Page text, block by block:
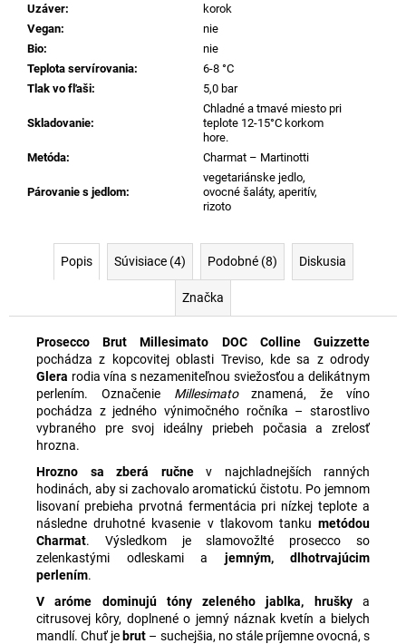
Uzáver:
korok
Vegan:
nie
Bio:
nie
Teplota servírovania:
6-8 °C
Tlak vo fľaši: 5,0 bar
Skladovanie:
Chladné a tmavé miesto pri
teplote 12-15°C korkom
hore.
Metóda: Charmat – Martinotti
Párovanie s jedlom:
vegetariánske jedlo,
ovocné šaláty, aperitív,
rizoto
Popis Súvisiace (4) Podobné (8) Diskusia
Značka
Prosecco Brut Millesimato DOC Colline Guizzette
pochádza z kopcovitej oblasti Treviso, kde sa z odrody
Glera rodia vína s nezameniteľnou sviežosťou a delikátnym
perlením. Označenie Millesimatoznamená, že víno
pochádza z jedného výnimočného ročníka – starostlivo
vybraného pre svoj ideálny priebeh počasia a zrelosť
hrozna.
Hrozno sa zberá ručnev najchladnejších ranných
hodinách, aby si zachovalo aromatickú čistotu. Po jemnom
lisovaní prebieha prvotná fermentácia pri nízkej teplote a
následne druhotné kvasenie v tlakovom tanku metódou
Charmat. Výsledkom je slamovožlté prosecco so
zelenkastými odleskami a jemným, dlhotrvajúcim
perlením.
V aróme dominujú tóny zeleného jablka, hruškya
citrusovej kôry, doplnené o jemný náznak kvetín a bielych
mandlí. Chuť jebrut – suchejšia, no stále príjemne ovocná, s